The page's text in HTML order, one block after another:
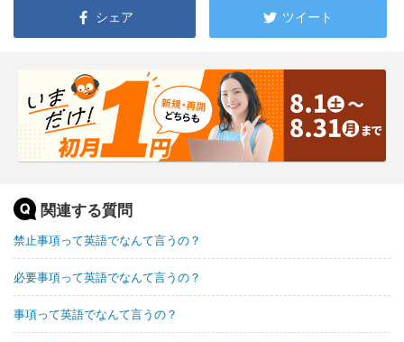
シェア ツイート
関連する質問
禁止事項って英語でなんて言うの？
必要事項って英語でなんて言うの？
事項って英語でなんて言うの？